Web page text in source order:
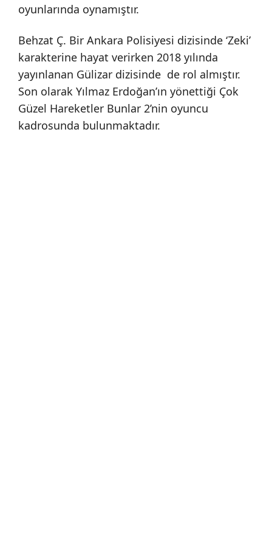
oyunlarında oynamıştır.
Behzat Ç. Bir Ankara Polisiyesi dizisinde ‘Zeki’
karakterine hayat verirken 2018 yılında
yayınlanan Gülizar dizisinde de rol almıştır.
Son olarak Yılmaz Erdoğan’ın yönettiği Çok
Güzel Hareketler Bunlar 2’nin oyuncu
kadrosunda bulunmaktadır.